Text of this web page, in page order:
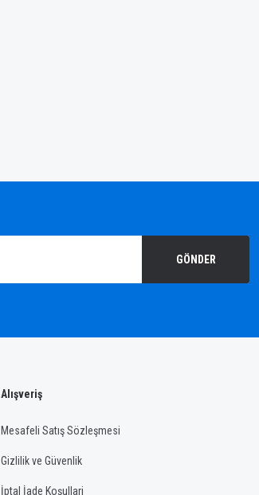
GÖNDER
Alışveriş
Mesafeli Satış Sözleşmesi
Gizlilik ve Güvenlik
İptal İade Koşullari